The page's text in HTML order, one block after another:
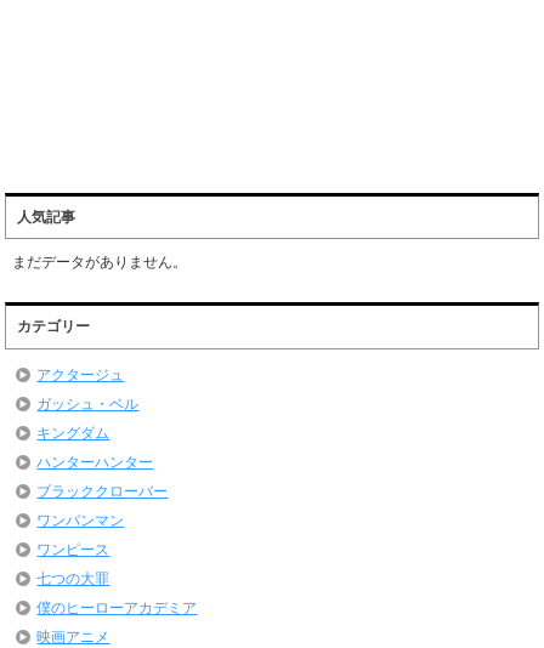
人気記事
まだデータがありません。
カテゴリー
アクタージュ
ガッシュ・ベル
キングダム
ハンターハンター
ブラッククローバー
ワンパンマン
ワンピース
七つの大罪
僕のヒーローアカデミア
映画アニメ